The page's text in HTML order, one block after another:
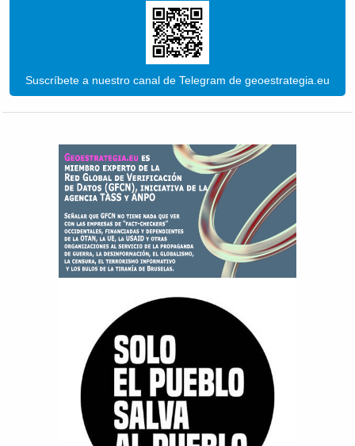
Suscríbete a nuestro canal de Telegram de geoestrategia.eu